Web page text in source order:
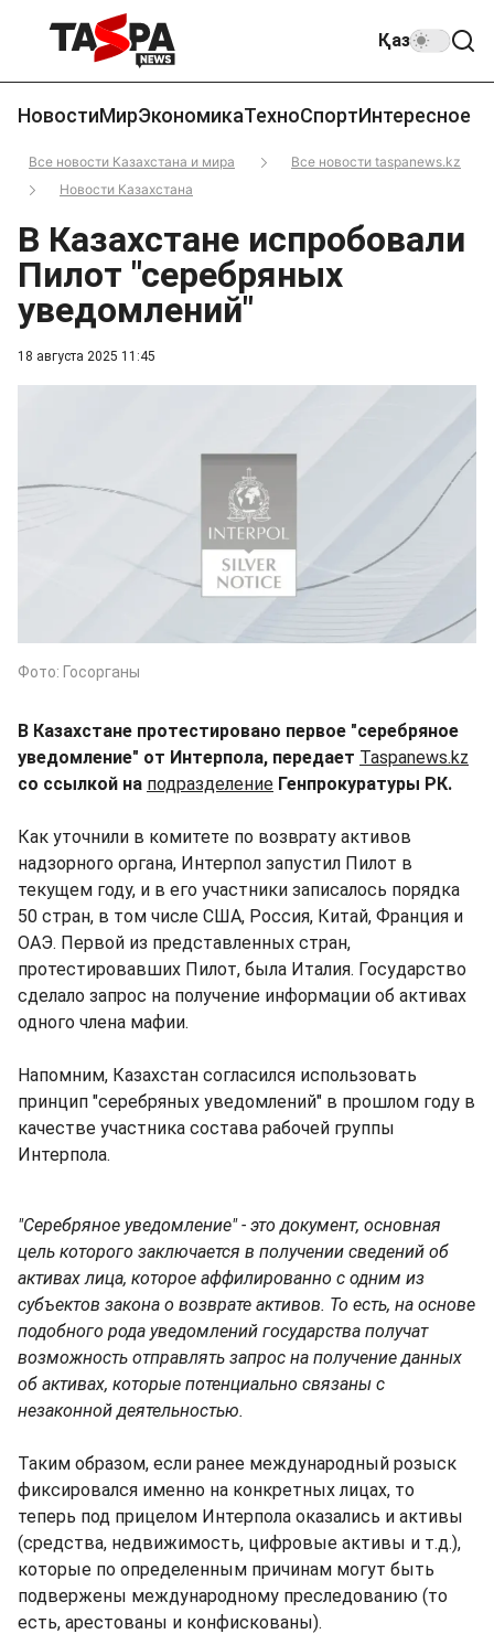
Қаз
НовостиМирЭкономикаТехноСпортИнтересное
Все новости Казахстана и мира
Все новости taspanews.kz
Новости Казахстана
18 августа 2025 11:45
В Казахстане испробовали
Пилот "серебряных
уведомлений"
Фото: Госорганы
В Казахстане протестировано первое "серебряное
уведомление" от Интерпола, передает Taspanews.kz
со ссылкой на подразделение Генпрокуратуры РК.
Как уточнили в комитете по возврату активов
надзорного органа, Интерпол запустил Пилот в
текущем году, и в его участники записалось порядка
50 стран, в том числе США, Россия, Китай, Франция и
ОАЭ. Первой из представленных стран,
протестировавших Пилот, была Италия. Государство
сделало запрос на получение информации об активах
одного члена мафии.
Напомним, Казахстан согласился использовать
принцип "серебряных уведомлений" в прошлом году в
качестве участника состава рабочей группы
Интерпола.
"Серебряное уведомление" - это документ, основная
цель которого заключается в получении сведений об
активах лица, которое аффилированно с одним из
субъектов закона о возврате активов. То есть, на основе
подобного рода уведомлений государства получат
возможность отправлять запрос на получение данных
об активах, которые потенциально связаны с
незаконной деятельностью.
Таким образом, если ранее международный розыск
фиксировался именно на конкретных лицах, то
теперь под прицелом Интерпола оказались и активы
(средства, недвижимость, цифровые активы и т.д.),
которые по определенным причинам могут быть
подвержены международному преследованию (то
есть, арестованы и конфискованы).